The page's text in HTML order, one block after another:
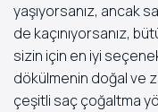
yaşıyorsanız, ancak
de kaçınıyorsanız,
sizin için en iyi
dökülmenin doğal ve
çeşitli saç çoğaltma